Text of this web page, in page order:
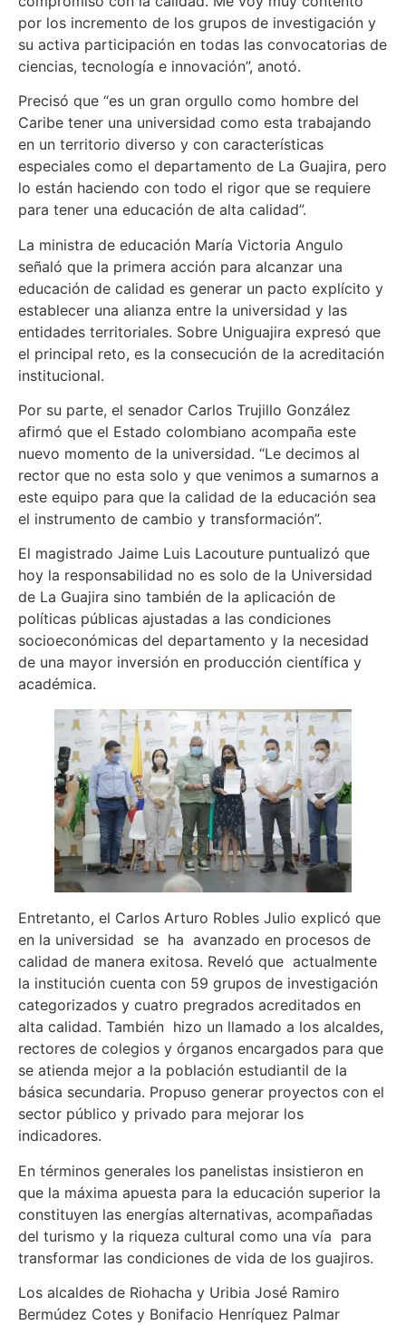
por los incremento de los grupos de investigación y
su activa participación en todas las convocatorias de
ciencias, tecnología e innovación”, anotó.
Precisó que “es un gran orgullo como hombre del
Caribe tener una universidad como esta trabajando
en un territorio diverso y con características
especiales como el departamento de La Guajira, pero
lo están haciendo con todo el rigor que se requiere
para tener una educación de alta calidad”.
La ministra de educación María Victoria Angulo
señaló que la primera acción para alcanzar una
educación de calidad es generar un pacto explícito y
establecer una alianza entre la universidad y las
entidades territoriales. Sobre Uniguajira expresó que
el principal reto, es la consecución de la acreditación
institucional.
Por su parte, el senador Carlos Trujillo González
afirmó que el Estado colombiano acompaña este
nuevo momento de la universidad. “Le decimos al
rector que no esta solo y que venimos a sumarnos a
este equipo para que la calidad de la educación sea
el instrumento de cambio y transformación”.
El magistrado Jaime Luis Lacouture puntualizó que
hoy la responsabilidad no es solo de la Universidad
de La Guajira sino también de la aplicación de
políticas públicas ajustadas a las condiciones
socioeconómicas del departamento y la necesidad
de una mayor inversión en producción científica y
académica.
Entretanto, el Carlos Arturo Robles Julio explicó que
en la universidad se ha avanzado en procesos de
calidad de manera exitosa. Reveló que actualmente
la institución cuenta con 59 grupos de investigación
categorizados y cuatro pregrados acreditados en
alta calidad. También hizo un llamado a los alcaldes,
rectores de colegios y órganos encargados para que
se atienda mejor a la población estudiantil de la
básica secundaria. Propuso generar proyectos con el
sector público y privado para mejorar los
indicadores.
En términos generales los panelistas insistieron en
que la máxima apuesta para la educación superior la
constituyen las energías alternativas, acompañadas
del turismo y la riqueza cultural como una vía para
transformar las condiciones de vida de los guajiros.
Los alcaldes de Riohacha y Uribia José Ramiro
Bermúdez Cotes y Bonifacio Henríquez Palmar